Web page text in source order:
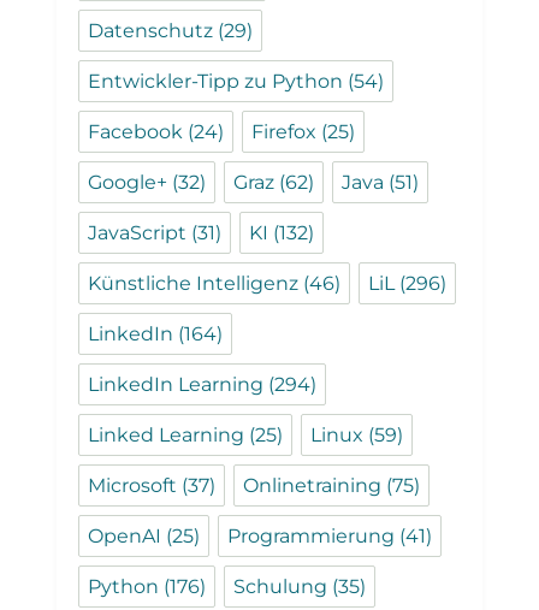
Datenschutz (29)
Entwickler-Tipp zu Python (54)
Facebook (24) Firefox (25)
Google+ (32) Graz (62) Java (51)
JavaScript (31) KI (132)
Künstliche Intelligenz (46) LiL(296)
LinkedIn (164)
LinkedIn Learning (294)
Linked Learning (25) Linux (59)
Microsoft (37) Onlinetraining (75)
OpenAI (25) Programmierung (41)
Python (176) Schulung (35)